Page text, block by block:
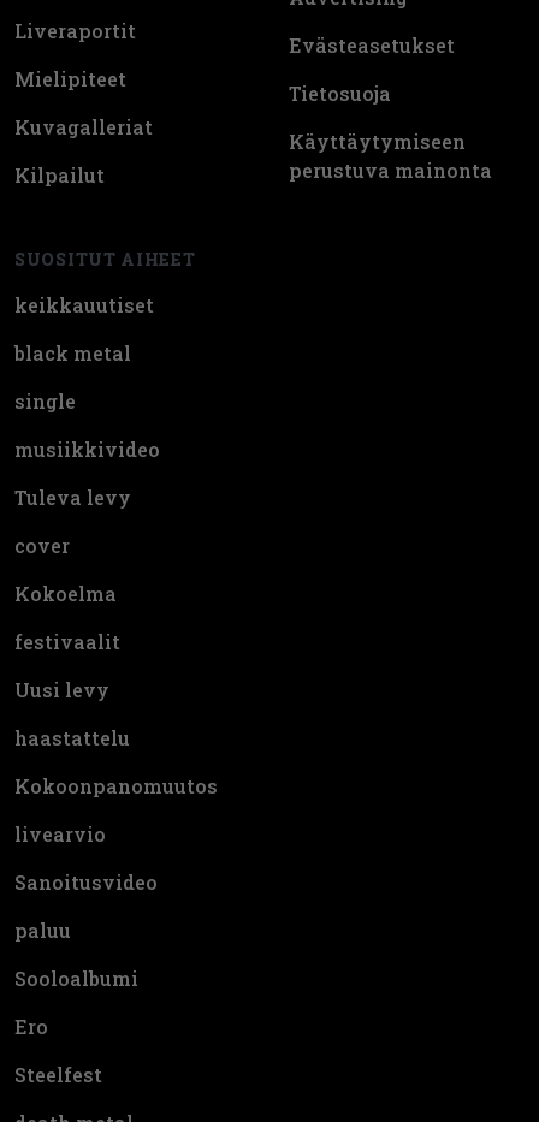
Liveraportit
Mielipiteet
Kuvagalleriat
Kilpailut
SUOSITUT AIHEET
keikkauutiset
black metal
single
musiikkivideo
Tuleva levy
cover
Kokoelma
festivaalit
Uusi levy
haastattelu
Kokoonpanomuutos
livearvio
Sanoitusvideo
paluu
Sooloalbumi
Ero
Steelfest
Evästeasetukset
Tietosuoja
Käyttäytymiseen
perustuva mainonta